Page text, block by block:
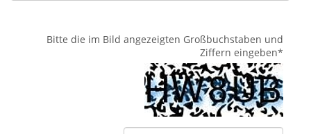
Bitte die im Bild angezeigten Großbuchstaben und
Ziffern eingeben*